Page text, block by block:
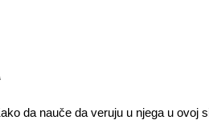
da nauče da veruju u njega u ovoj